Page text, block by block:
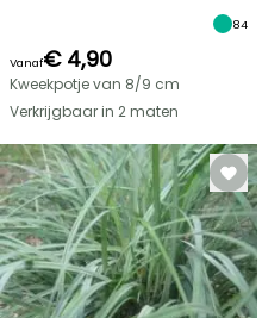
84
Vanaf€ 4,90
Kweekpotje van 8/9 cm
Verkrijgbaar in 2 maten